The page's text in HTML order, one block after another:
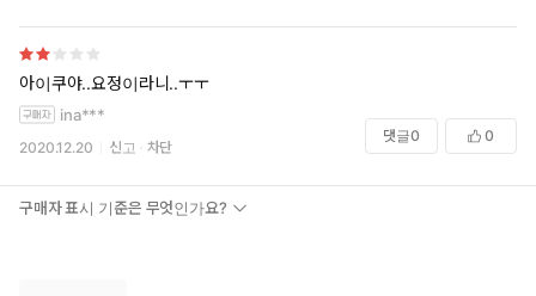
아이쿠야..요정이라니..ㅜㅜ
ina***
2020.12.20 신고 차단
댓글0 0
구매자 표시 기준은 무엇인가요?